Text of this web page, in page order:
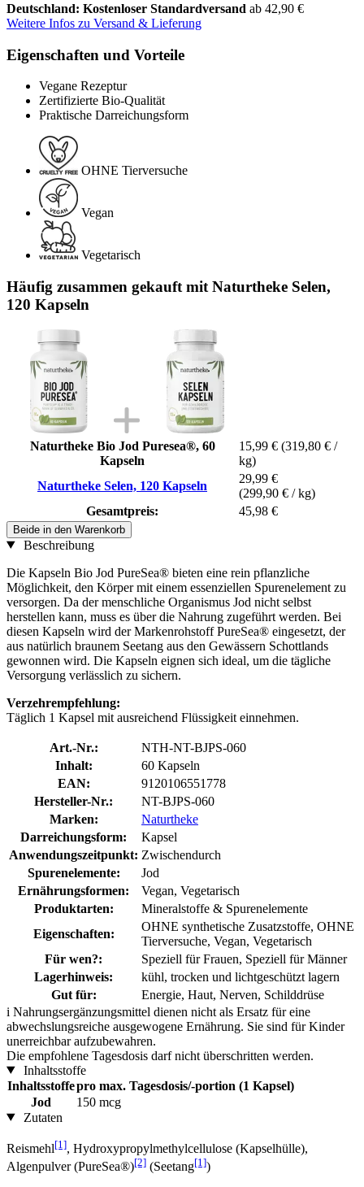
Deutschland: Kostenloser Standardversand ab 42,90 €
Weitere Infos zu Versand & Lieferung
Eigenschaften und Vorteile
Vegane Rezeptur
Zertifizierte Bio-Qualität
Praktische Darreichungsform
OHNE Tierversuche
Vegan
Vegetarisch
Häufig zusammen gekauft mit Naturtheke Selen,
120 Kapseln
Naturtheke Bio Jod Puresea®, 60
Kapseln
15,99 € (319,80 € /
kg)
Naturtheke Selen, 120 Kapseln
29,99 €
(299,90 € / kg)
Gesamtpreis:
45,98 €
Beide in den Warenkorb
Beschreibung
Die Kapseln Bio Jod PureSea® bieten eine rein pflanzliche
Möglichkeit, den Körper mit einem essenziellen Spurenelement zu
versorgen. Da der menschliche Organismus Jod nicht selbst
herstellen kann, muss es über die Nahrung zugeführt werden. Bei
diesen Kapseln wird der Markenrohstoff PureSea® eingesetzt, der
aus natürlich braunem Seetang aus den Gewässern Schottlands
gewonnen wird. Die Kapseln eignen sich ideal, um die tägliche
Versorgung verlässlich zu sichern.
Verzehrempfehlung:
Täglich 1 Kapsel mit ausreichend Flüssigkeit einnehmen.
Art.-Nr.:
NTH-NT-BJPS-060
Inhalt:
60 Kapseln
EAN:
9120106551778
Hersteller-Nr.:
NT-BJPS-060
Marken:
Naturtheke
Darreichungsform:
Kapsel
Anwendungszeitpunkt: Zwischendurch
Spurenelemente:
Jod
Ernährungsformen:
Vegan, Vegetarisch
Produktarten:
Mineralstoffe & Spurenelemente
Eigenschaften:
OHNE synthetische Zusatzstoffe, OHNE
Tierversuche, Vegan, Vegetarisch
Für wen?:
Speziell für Frauen, Speziell für Männer
Lagerhinweis:
kühl, trocken und lichtgeschützt lagern
Gut für:
Energie, Haut, Nerven, Schilddrüse
i Nahrungsergänzungsmittel dienen nicht als Ersatz für eine
abwechslungsreiche ausgewogene Ernährung. Sie sind für Kinder
unerreichbar aufzubewahren.
Die empfohlene Tagesdosis darf nicht überschritten werden.
Inhaltsstoffe
Inhaltsstoffepro max. Tagesdosis/-portion (1 Kapsel)
Jod
150 mcg
Zutaten
Reismehl[1], Hydroxypropylmethylcellulose (Kapselhülle),
Algenpulver (PureSea®)[2] (Seetang[1])